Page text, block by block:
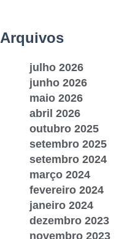
Arquivos
julho 2026
junho 2026
maio 2026
abril 2026
outubro 2025
setembro 2025
setembro 2024
março 2024
fevereiro 2024
janeiro 2024
dezembro 2023
novembro 2023